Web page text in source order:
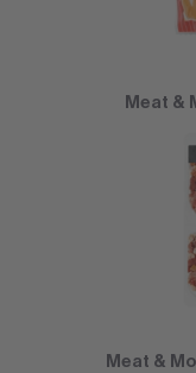
Meat &
Meat &